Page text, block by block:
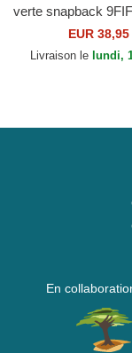
verte snapback
Frame Classic
Athletics MLB New
EUR 38,95
Livraison le lundi,
En